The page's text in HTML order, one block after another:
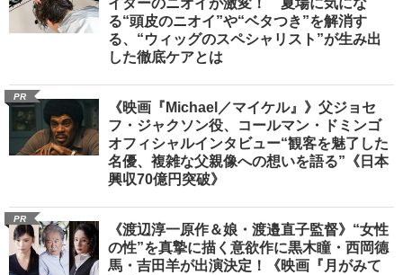
イターのニオイが激変！ 夏場に気にな
る“頭皮のニオイ”や“ベタつき”を解消す
る、“ウィッグのスペシャリスト”が生み出
した徹底ケアとは
PR
《映画『Michael／マイケル』》父ジョセ
フ・ジャクソン役、コールマン・ドミンゴ
オフィシャルインタビュー“観客を魅了した
名優、複雑な父親像への想いを語る”《日本
興収70億円突破》
PR
《渡辺淳一原作＆娘・渡邉直子監督》“女性
の性”を真摯に描く意欲作に黒木瞳・西岡德
馬・吉田羊が出演決定！《映画『月がみて